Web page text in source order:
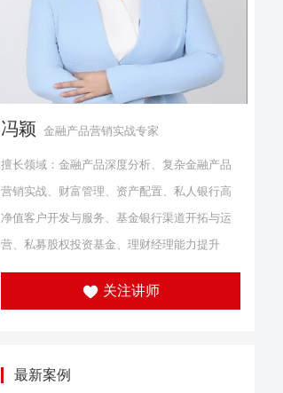
冯颖 金融产品营销实战专家
擅长领域：金融产品深度分析、复杂金融产品
营销实战、财富管理、资产配置、私人银行高
净值客户开发与服务、基金银行渠道开拓与运
营、私募股权投资基金、理财经理能力提升
关注讲师
最新案例